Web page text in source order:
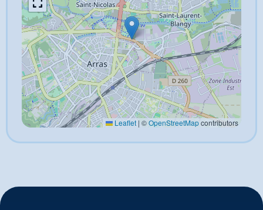
Leaflet | ©OpenStreetMapcontributors